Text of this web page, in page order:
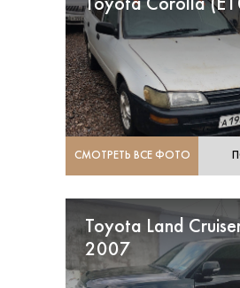
Toyota Corolla
СМОТРЕТЬ ВСЕ ФОТО
Toyota Land
2007